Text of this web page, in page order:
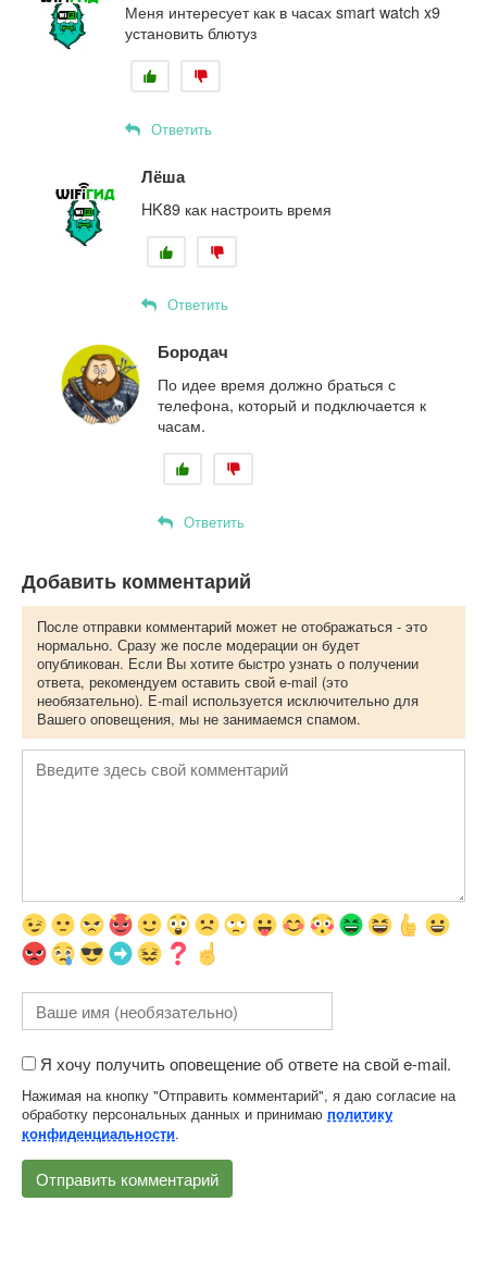
Меня интересует как в часах smart watch x9
установить блютуз
Ответить
Лёша
HK89 как настроить время
Ответить
Бородач
По идее время должно браться с
телефона, который и подключается к
часам.
Ответить
Добавить комментарий
После отправки комментарий может не отображаться - это
нормально. Сразу же после модерации он будет
опубликован. Если Вы хотите быстро узнать о получении
ответа, рекомендуем оставить свой e-mail (это
необязательно). E-mail используется исключительно для
Вашего оповещения, мы не занимаемся спамом.
Я хочу получить оповещение об ответе на свой e-mail.
Нажимая на кнопку "Отправить комментарий", я даю согласие на
обработку персональных данных и принимаю политику
конфиденциальности.